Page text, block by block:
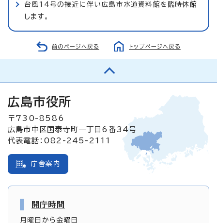
台風14号の接近に伴い広島市水道資料館を臨時休館
します。
前のページへ戻る トップページへ戻る
広島市役所
〒730-8586
広島市中区国泰寺町一丁目6番34号
代表電話：082-245-2111
庁舎案内
開庁時間
月曜日から金曜日